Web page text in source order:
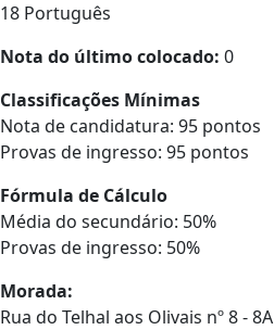
18 Português
Nota do último colocado: 0
Classificações Mínimas
Nota de candidatura: 95 pontos
Provas de ingresso: 95 pontos
Fórmula de Cálculo
Média do secundário: 50%
Provas de ingresso: 50%
Morada:
Rua do Telhal aos Olivais nº 8 - 8A